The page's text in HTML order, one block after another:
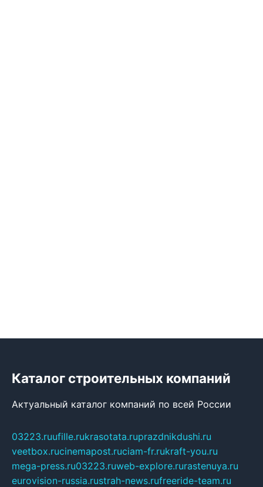
Каталог строительных компаний
Актуальный каталог компаний по всей России
03223.ruufille.rukrasotata.ruprazdnikdushi.ru
veetbox.rucinemapost.ruciam-fr.rukraft-you.ru
mega-press.ru03223.ruweb-explore.rurastenuya.ru
eurovision-russia.rustrah-news.rufreeride-team.ru